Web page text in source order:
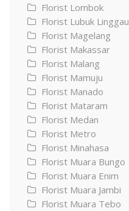
Florist Lombok
Florist Lubuk Linggau
Florist Magelang
Florist Makassar
Florist Malang
Florist Mamuju
Florist Manado
Florist Mataram
Florist Medan
Florist Metro
Florist Minahasa
Florist Muara Bungo
Florist Muara Enim
Florist Muara Jambi
Florist Muara Tebo